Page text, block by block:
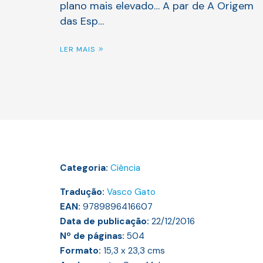
plano mais elevado… A par de A Origem
das Esp…
LER MAIS
Categoria: Ciência
Tradução: Vasco Gato
EAN: 9789896416607
Data de publicação: 22/12/2016
Nº de páginas: 504
Formato: 15,3 x 23,3 cms